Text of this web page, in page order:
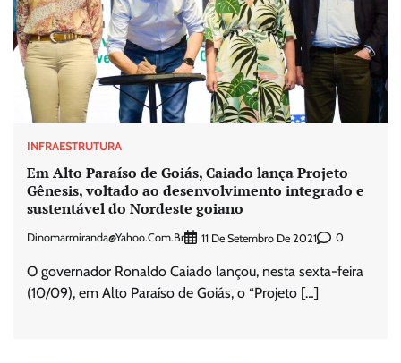
INFRAESTRUTURA
Em Alto Paraíso de Goiás, Caiado lança Projeto
Gênesis, voltado ao desenvolvimento integrado e
sustentável do Nordeste goiano
Dinomarmiranda@yahoo.com.br 11 De Setembro De 2021 0
O governador Ronaldo Caiado lançou, nesta sexta-feira
(10/09), em Alto Paraíso de Goiás, o “Projeto […]